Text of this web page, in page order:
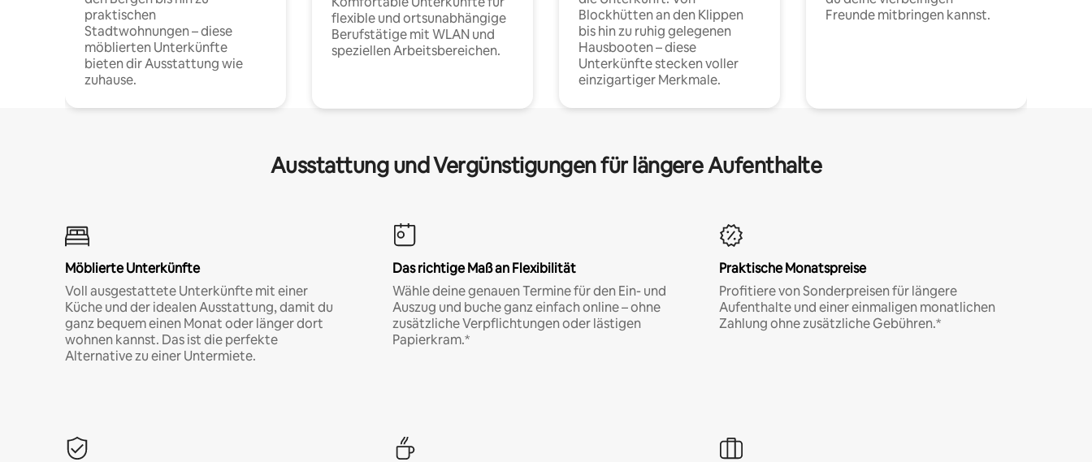
praktischen
Stadtwohnungen – diese
möblierten Unterkünfte
bieten dir Ausstattung wie
zuhause.
flexible und ortsunabhängige
Berufstätige mit WLAN und
speziellen Arbeitsbereichen.
Blockhütten an den Klippen
bis hin zu ruhig gelegenen
Hausbooten – diese
Unterkünfte stecken voller
einzigartiger Merkmale.
Freunde mitbringen kannst.
Ausstattung und Vergünstigungen für längere Aufenthalte
Möblierte Unterkünfte
Voll ausgestattete Unterkünfte mit einer
Küche und der idealen Ausstattung, damit du
ganz bequem einen Monat oder länger dort
wohnen kannst. Das ist die perfekte
Alternative zu einer Untermiete.
Das richtige Maß an Flexibilität
Wähle deine genauen Termine für den Ein- und
Auszug und buche ganz einfach online – ohne
zusätzliche Verpflichtungen oder lästigen
Papierkram.*
Praktische Monatspreise
Profitiere von Sonderpreisen für längere
Aufenthalte und einer einmaligen monatlichen
Zahlung ohne zusätzliche Gebühren.*